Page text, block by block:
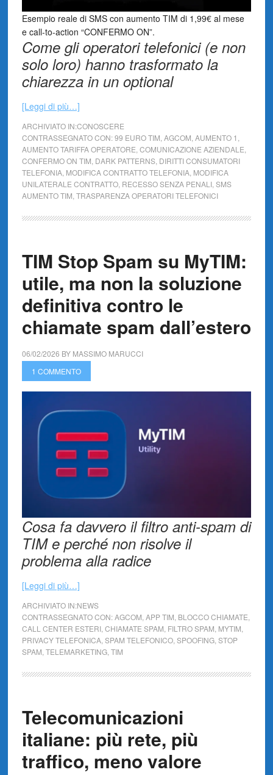
Esempio reale di SMS con aumento TIM di 1,99€ al mese
e call-to-action “CONFERMO ON”.
Come gli operatori telefonici (e non
solo loro) hanno trasformato la
chiarezza in un optional
[Leggi di più…]
ARCHIVIATO IN:CONOSCERE
CONTRASSEGNATO CON:99 EURO TIM AGCOM AUMENTO 1
AUMENTO TARIFFA OPERATORE COMUNICAZIONE AZIENDALE
CONFERMO ON TIM DARK PATTERNS, DIRITTI CONSUMATORI
TELEFONIA, MODIFICA CONTRATTO TELEFONIA, MODIFICA
UNILATERALE CONTRATTO, RECESSO SENZA PENALI, SMS
AUMENTO TIM TRASPARENZA OPERATORI TELEFONICI
TIM Stop Spam su MyTIM:
utile, ma non la soluzione
definitiva contro le
chiamate spam dall’estero
06/02/2026 BY MASSIMO MARUCCI
1 COMMENTO
Cosa fa davvero il filtro anti-spam di
TIM e perché non risolve il
problema alla radice
[Leggi di più…]
ARCHIVIATO IN:NEWS
CONTRASSEGNATO CON:AGCOM APP TIM BLOCCO CHIAMATE
CALL CENTER ESTERI, CHIAMATE SPAM FILTRO SPAM MYTIM
PRIVACY TELEFONICA, SPAM TELEFONICO, SPOOFING, STOP
SPAM TELEMARKETING, TIM
Telecomunicazioni
italiane: più rete, più
traffico, meno valore